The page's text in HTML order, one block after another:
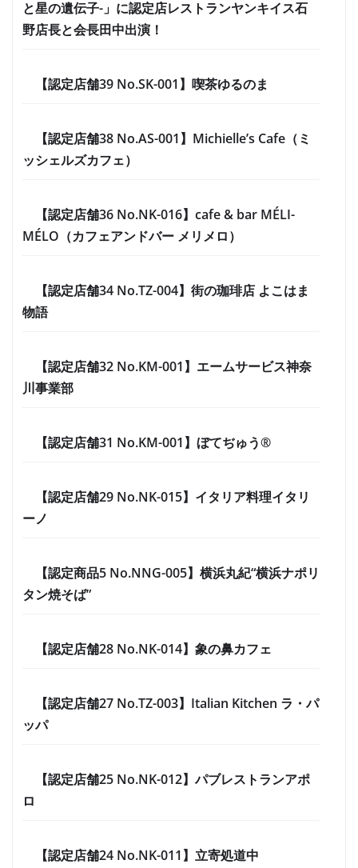
と星の遺伝子-」に認定店レストランヤンキイス石
野店長と会長田中出演！
【認定店舗39 No.SK-001】喫茶ゆるのま
【認定店舗38 No.AS-001】Michielle’s Cafe（ミ
ッシェルズカフェ）
【認定店舗36 No.NK-016】cafe & bar MÉLI-
MÉLO（カフェアンドバー メリメロ）
【認定店舗34 No.TZ-004】街の珈琲店 よこはま
物語
【認定店舗32 No.KM-001】エームサービス神奈
川事業部
【認定店舗31 No.KM-001】ぼてぢゅう®
【認定店舗29 No.NK-015】イタリア料理イタリ
ーノ
【認定商品5 No.NNG-005】横浜丸紀“横浜ナポリ
タン焼そば”
【認定店舗28 No.NK-014】象の鼻カフェ
【認定店舗27 No.TZ-003】Italian Kitchen ラ・パ
ッパ
【認定店舗25 No.NK-012】パブレストランアポ
ロ
【認定店舗24 No.NK-011】立寄処道中